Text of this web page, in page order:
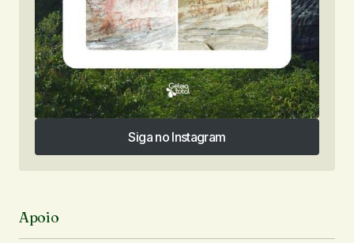
Siga no Instagram
Siga no Instagram
Apoio